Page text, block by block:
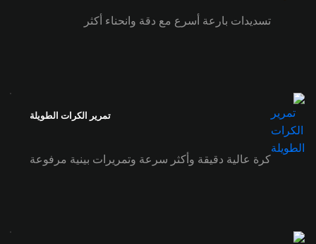
تسديدات بارعة أسرع مع دقة وانحناء أكثر
تمرير الكرات الطويلة
كرة عالية دقيقة وأكثر سرعة وتمريرات بينية مرفوعة